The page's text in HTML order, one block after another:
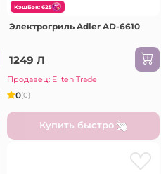
КэшБэк: 625
Электрогриль Adler AD-6610
1249 Л
Продавец: Eliteh Trade
0(0)
Купить быстро